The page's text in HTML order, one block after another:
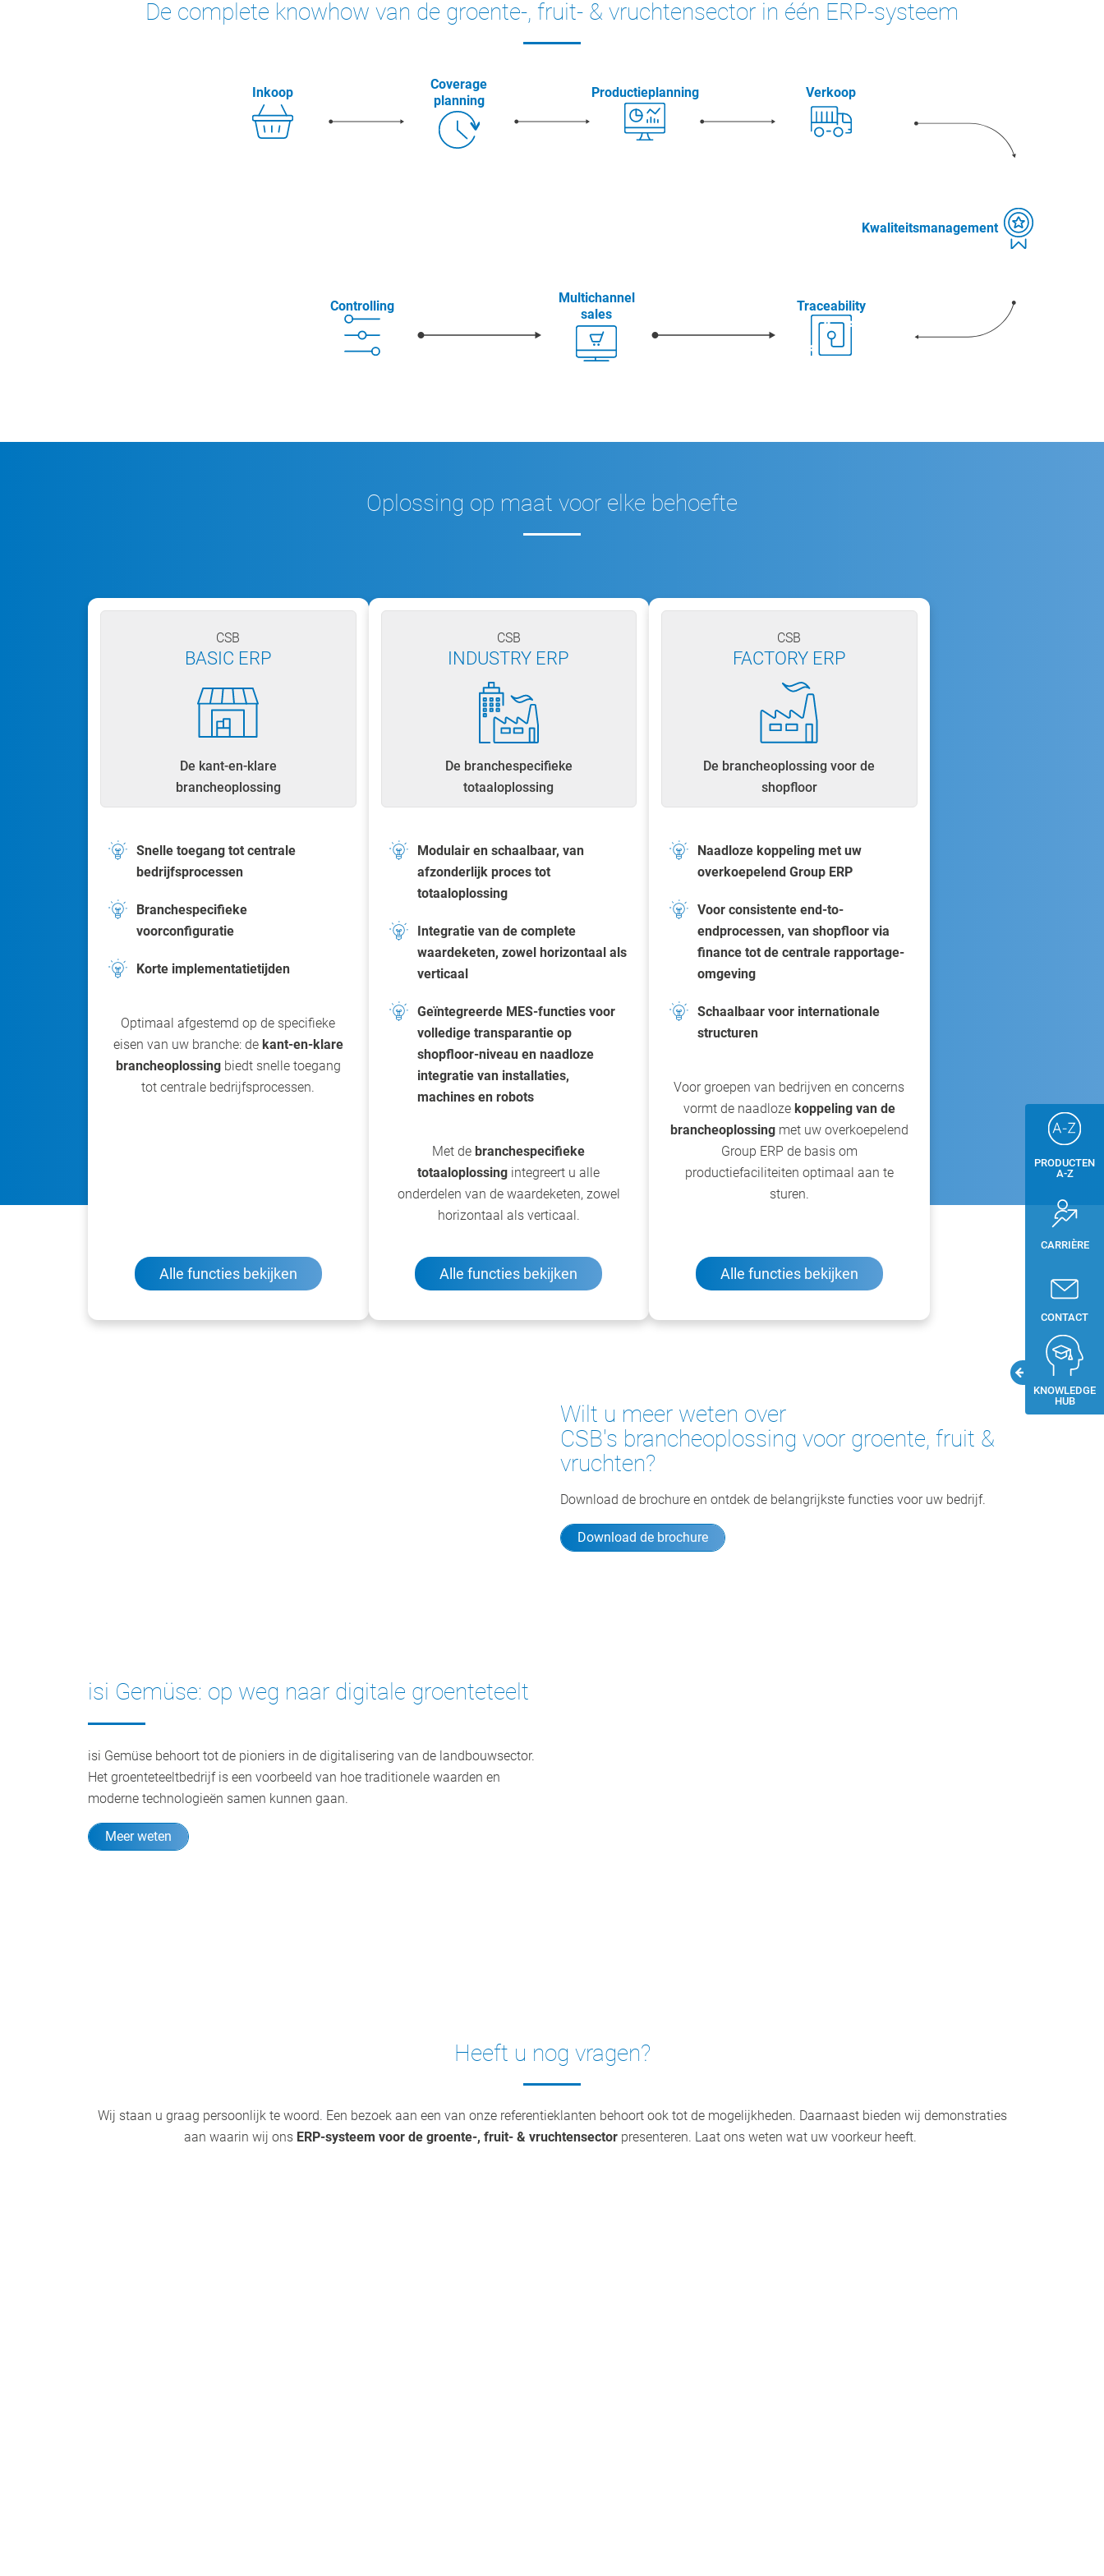
sectorDe complete knowhow van de groente-, fruit- & vruchtensector in één ERP-systeem
Inkoop
Coverage
planning
Productieplanning Verkoop
Kwaliteitsmanagement
Traceability
Multichannel
sales
Controlling
Oplossing op maat voor elke behoefte
CSB
BASIC ERP
De kant-en-klare
brancheoplossing
Snelle toegang tot centrale
bedrijfsprocessen
Branchespecifieke
voorconfiguratie
Korte implementatietijden
Optimaal afgestemd op de specifieke
eisen van uw branche: de kant-en-klare
brancheoplossingbiedt snelle toegang
tot centrale bedrijfsprocessen.
Alle functies bekijken
CSB
INDUSTRY ERP
De branchespecifieke
totaaloplossing
Modulair en schaalbaar, van
afzonderlijk proces tot
totaaloplossing
Integratie van de complete
waardeketen, zowel horizontaal als
verticaal
Geïntegreerde MES-functies voor
volledige transparantie op
shopfloor-niveau en naadloze
integratie van installaties,
machines en robots
Met debranchespecifieke
totaaloplossing integreert u alle
onderdelen van de waardeketen, zowel
horizontaal als verticaal.
Alle functies bekijken
CSB
FACTORY ERP
De brancheoplossing voor de
shopfloor
Naadloze koppeling met uw
overkoepelend Group ERP
Voor consistente end-to-
endprocessen, van shopfloor via
finance tot de centrale rapportage-
omgeving
Schaalbaar voor internationale
structuren
Voor groepen van bedrijven en concerns
vormt de naadloze koppeling van de
brancheoplossingmet uw overkoepelend
Group ERP de basis om
productiefaciliteiten optimaal aan te
sturen.
Alle functies bekijken
Wilt u meer weten over
CSB's brancheoplossing voor groente, fruit &
vruchten?
Download de brochure en ontdek de belangrijkste functies voor uw bedrijf.
Download de brochure
isi Gemüse: op weg naar digitale groenteteelt
isi Gemüse behoort tot de pioniers in de digitalisering van de landbouwsector.
Het groenteteeltbedrijf is een voorbeeld van hoe traditionele waarden en
moderne technologieën samen kunnen gaan.
Meer weten
Heeft u nog vragen?
Wij staan u graag persoonlijk te woord. Een bezoek aan een van onze referentieklanten behoort ook tot de mogelijkheden. Daarnaast bieden wij demonstraties
aan waarin wij ons ERP-systeem voor de groente-, fruit- & vruchtensector presenteren. Laat ons weten wat uw voorkeur heeft.
PRODUCTEN
A-Z
CARRIÈRE
CONTACT
KNOWLEDGE
HUB